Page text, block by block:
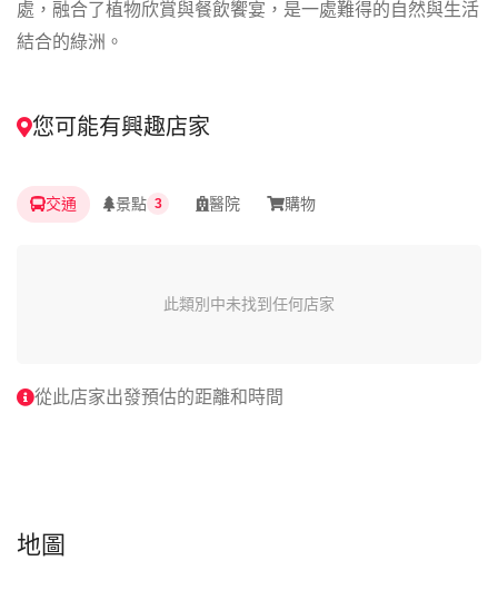
處，融合了植物欣賞與餐飲饗宴，是一處難得的自然與生活
結合的綠洲。
您可能有興趣店家
交通 景點 3 醫院 購物
此類別中未找到任何店家
從此店家出發預估的距離和時間
地圖